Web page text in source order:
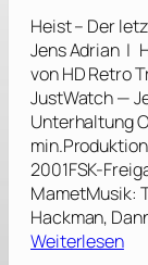
Heist – Der
Jens Adrian |
von HD Retro
JustWatch —
Unterhaltung
2001FSK-
MametMusik:
Hackman,
Weiterlesen: